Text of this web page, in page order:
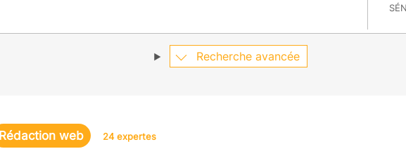
Recherche avancée
Rédaction web 24 expertes